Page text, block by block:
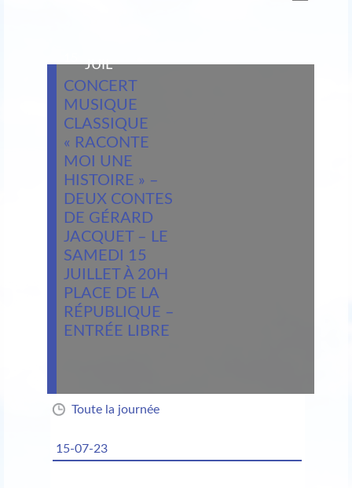
JUIL
CONCERT
MUSIQUE
CLASSIQUE
« RACONTE
MOI UNE
HISTOIRE » –
DEUX CONTES
DE GÉRARD
JACQUET – LE
SAMEDI 15
JUILLET À 20H
PLACE DE LA
RÉPUBLIQUE –
ENTRÉE LIBRE
Toute la journée
15-07-23